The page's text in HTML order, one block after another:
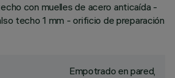
con muelles de acero anticaída -
techo 1 mm - orificio de preparación
Empotrado en pared,